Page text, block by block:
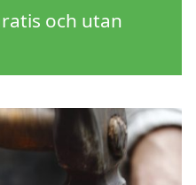
och utan